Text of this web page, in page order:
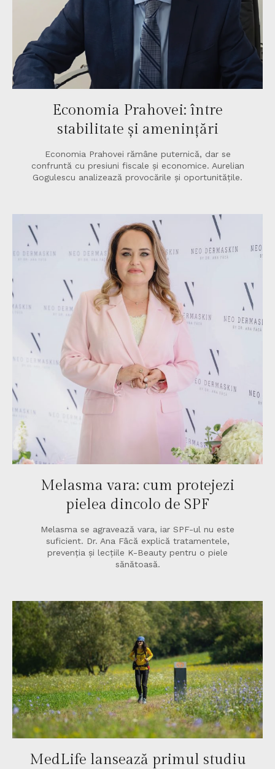
Economia Prahovei: între
stabilitate și amenințări
Economia Prahovei rămâne puternică, dar se
confruntă cu presiuni fiscale și economice. Aurelian
Gogulescu analizează provocările și oportunitățile.
Melasma vara: cum protejezi
pielea dincolo de SPF
Melasma se agravează vara, iar SPF-ul nu este
suficient. Dr. Ana Fâcă explică tratamentele,
prevenția și lecțiile K-Beauty pentru o piele
sănătoasă.
MedLife lansează primul studiu